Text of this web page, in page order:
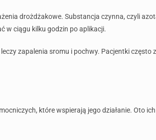
drożdżakowe. Substancja czynna, czyli
w ciągu kilku godzin po aplikacji.
zapalenia sromu i pochwy. Pacjentki
które wspierają jego działanie. Oto